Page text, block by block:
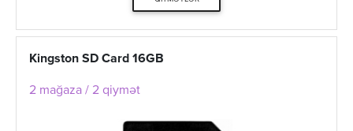
Kingston SD Card 16GB
2 mağaza / 2 qiymət